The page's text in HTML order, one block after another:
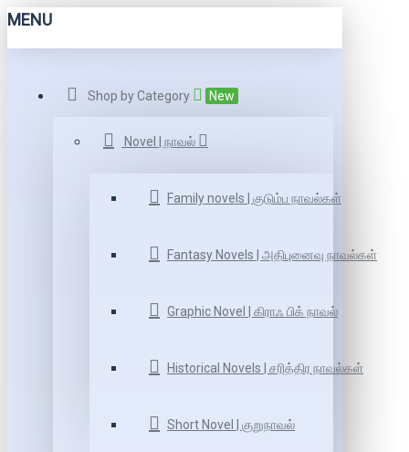
MENU
Shop by Category New
Novel | நாவல்
Family novels | குடும்ப நாவல்கள்
Fantasy Novels | அதிபுனைவு நாவல்கள்
Graphic Novel | கிராஃ பிக் நாவல்
Historical Novels | சரித்திர நாவல்கள்
Short Novel | குறுநாவல்